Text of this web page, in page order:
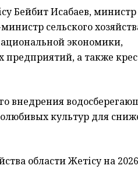
Бейбит Исабаев,
сельского
экономики,
предприятий, а также
внедрения
культур для
области Жетісу на